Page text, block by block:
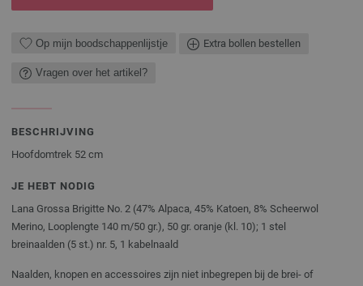
Op mijn boodschappenlijstje Extra bollen bestellen
Vragen over het artikel?
BESCHRIJVING
Hoofdomtrek 52 cm
JE HEBT NODIG
Lana Grossa Brigitte No. 2 (47% Alpaca, 45% Katoen, 8% Scheerwol
Merino, Looplengte 140 m/50 gr.), 50 gr. oranje (kl. 10); 1 stel
breinaalden (5 st.) nr. 5, 1 kabelnaald
Naalden, knopen en accessoires zijn niet inbegrepen bij de brei- of